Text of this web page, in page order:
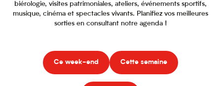
biérologie, visites patrimoniales, ateliers, événements sportifs,
musique, cinéma et spectacles vivants. Planifiez vos meilleures
sorties en consultant notre agenda !
Ce week-end Cette semaine